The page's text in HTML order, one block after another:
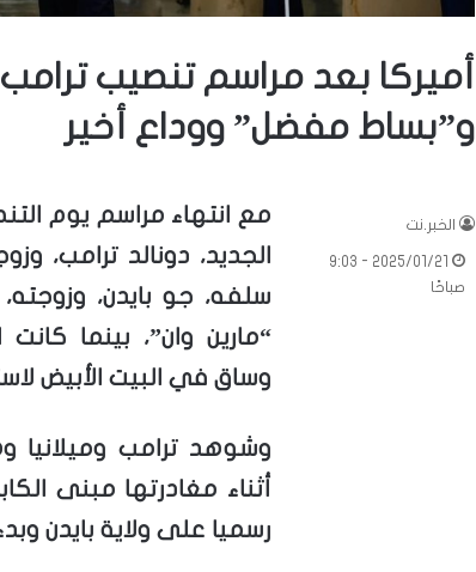
أميركا بعد مراسم تنصيب
و”بساط مفضل” ووداع أخير
مع انتهاء مراسم يوم
الجديد، دونالد ترامب،
سلفه، جو بايدن،
“مارين وان”، بينما
وساق في البيت الأبيض
وشوهد ترامب وميلانيا
أثناء مغادرتها مبنى
رسميا على ولاية بايدن
الخبر.نت
2025/01/21 - 9:03
صباحًا